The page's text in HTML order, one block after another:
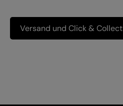
Versand und Click & Collect